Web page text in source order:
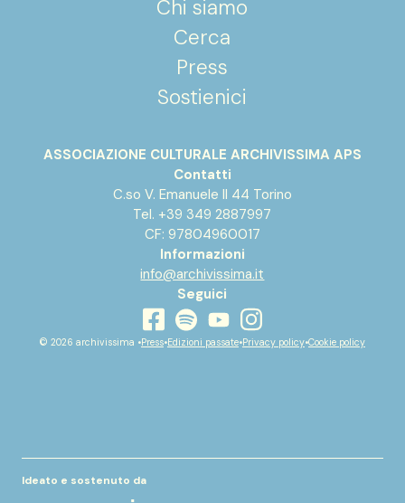
Chi siamo
Cerca
Press
Sostienici
ASSOCIAZIONE CULTURALE ARCHIVISSIMA APS
Contatti
C.so V. Emanuele II 44 Torino
Tel. +39 349 2887997
CF: 97804960017
Informazioni
info@archivissima.it
Seguici
facebook
spotifyyoutubeinstagram
© 2026 archivissima •Press•Edizioni passate•Privacy policy•Cookie policy
Ideato e sostenuto da